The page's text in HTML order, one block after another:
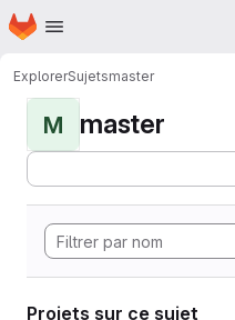
Passer au contenu principal
Page d'accueil
ExplorerSujetsmaster
M master
Projets sur ce sujet